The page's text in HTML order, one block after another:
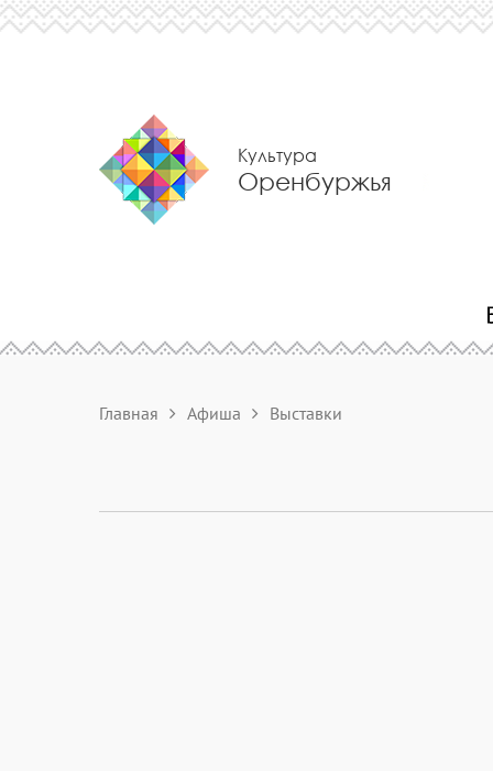
Культура
Оренбуржья
Главная Афиша Выставки